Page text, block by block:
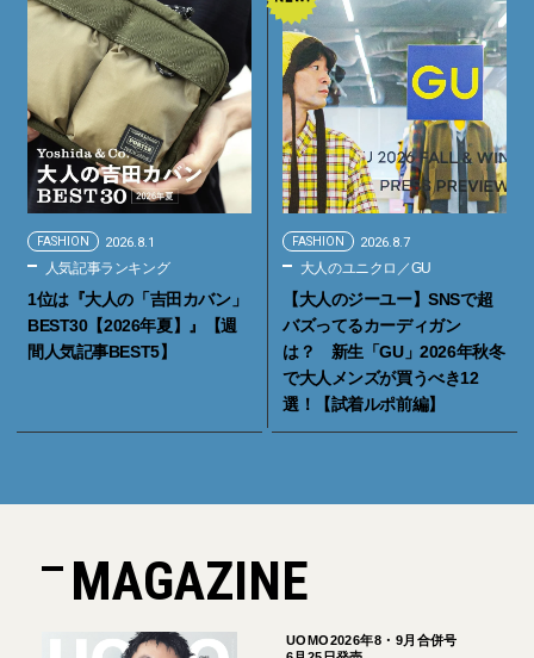
FASHION 2026.8.1
人気記事ランキング
1位は『大人の「吉田カバン」
BEST30【2026年夏】』【週
間人気記事BEST5】
FASHION 2026.8.7
大人のユニクロ／GU
【大人のジーユー】SNSで超
バズってるカーディガン
は？ 新生「GU」2026年秋冬
で大人メンズが買うべき12
選！【試着ルポ前編】
MAGAZINE
UOMO2026年8・9月合併号